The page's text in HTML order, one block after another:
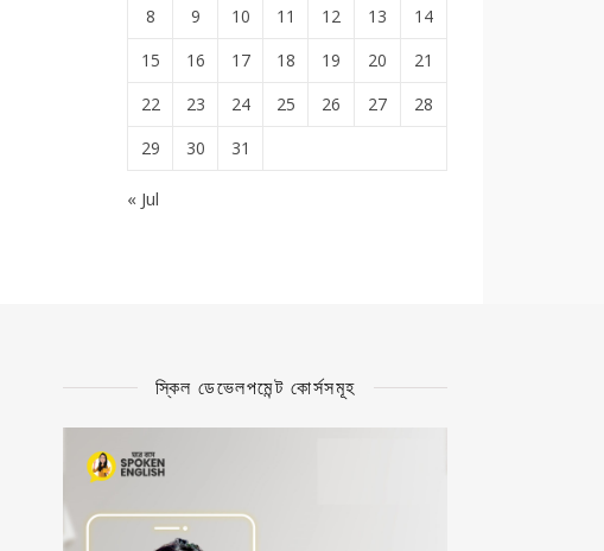
8
9 10 11 12 13
14
15
16 17 18 19 20
21
22
23 24 25 26 27
28
29
30 31
« Jul
স্কিল ডেভেলপমেন্ট কোর্সসমূহ